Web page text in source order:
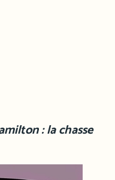
: la chasse